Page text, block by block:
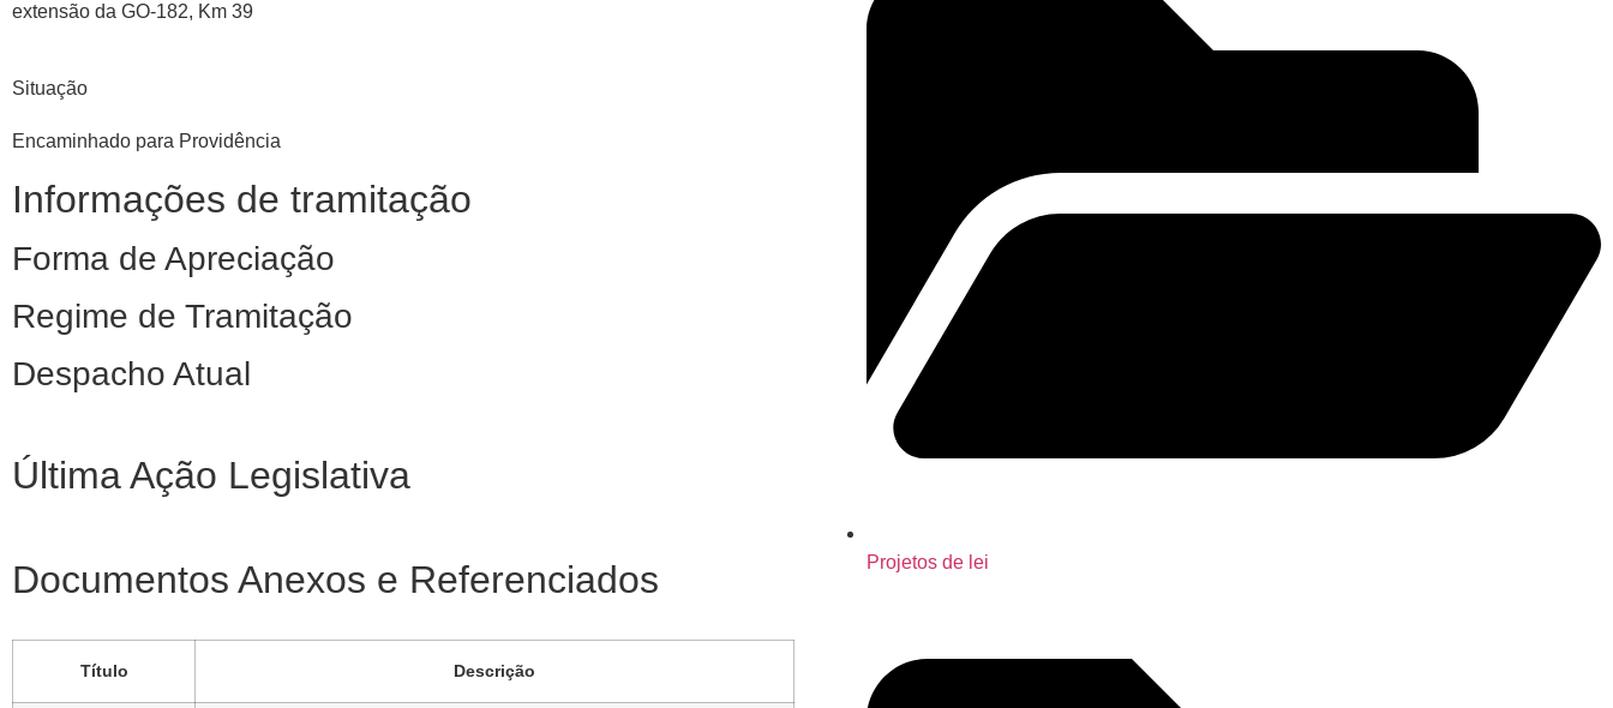
extensão da GO-182, Km 39
Situação
Encaminhado para Providência
Informações de tramitação
Forma de Apreciação
Regime de Tramitação
Despacho Atual
Última Ação Legislativa
Documentos Anexos e Referenciados
Título Descrição
Projetos de lei